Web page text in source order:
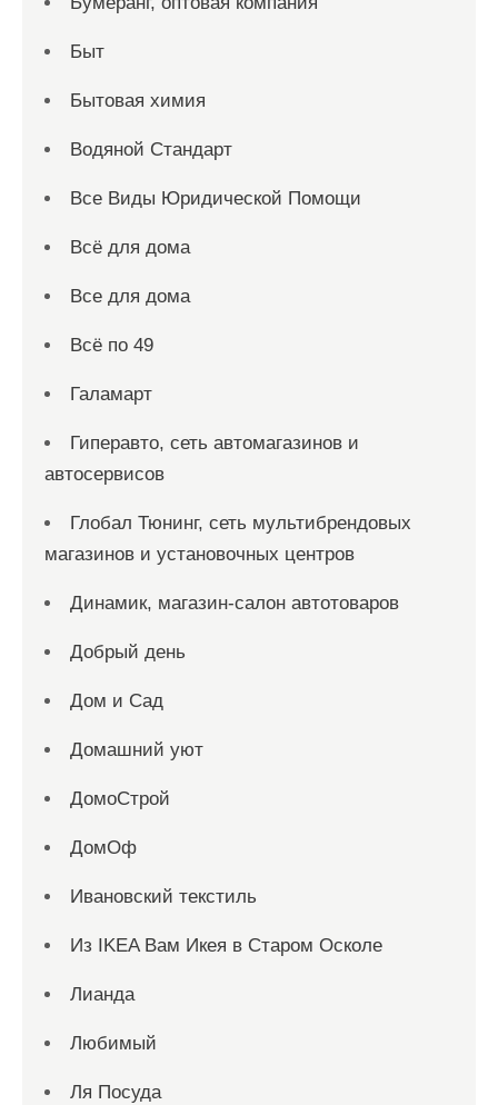
Быт
Бытовая химия
Водяной Стандарт
Все Виды Юридической Помощи
Всё для дома
Все для дома
Всё по 49
Галамарт
Гиперавто, сеть автомагазинов и
автосервисов
Глобал Тюнинг, сеть мультибрендовых
магазинов и установочных центров
Динамик, магазин-салон автотоваров
Добрый день
Дом и Сад
Домашний уют
ДомоСтрой
ДомОф
Ивановский текстиль
Из IKEA Вам Икея в Старом Осколе
Лианда
Любимый
Ля Посуда